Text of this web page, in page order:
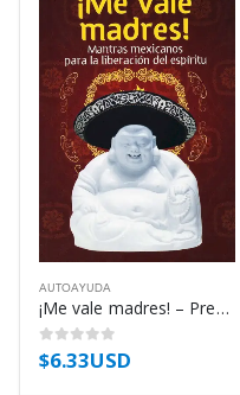
AUTOAYUDA
¡Me vale madres! – Prem Dayal
0out of 5
$6.33USD